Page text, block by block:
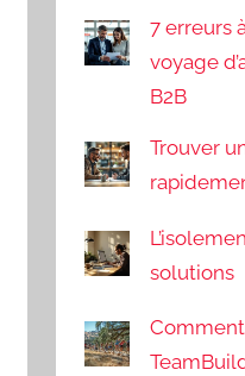
7 erreurs
voyage
B2B
Trouver
solutions